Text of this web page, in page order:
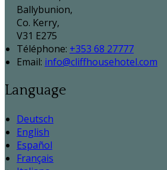
Ballybunion,
Co. Kerry,
V31 E275
Téléphone: +353 68 27777
Email: info@cliffhousehotel.com
Language
Deutsch
English
Español
Français